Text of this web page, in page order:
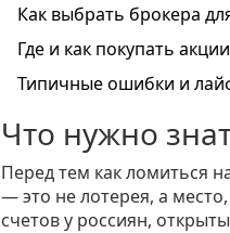
Как выбрать брокера
Где и как покупать акции
Типичные ошибки и
Что нужно
Перед тем как ломиться
— это не лотерея, а
счетов у россиян,